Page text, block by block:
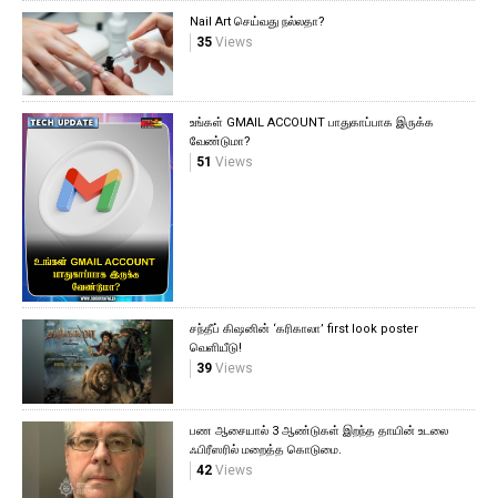
Nail Art செய்வது நல்லதா?
35Views
உங்கள் GMAIL ACCOUNT பாதுகாப்பாக இருக்க
வேண்டுமா?
51 Views
சந்தீப் கிஷனின் ‘கரிகாலா’ first look poster
வெளியீடு!
39Views
பண ஆசையால் 3 ஆண்டுகள் இறந்த தாயின் உடலை
ஃபிரீஸரில் மறைத்த கொடுமை.
42Views